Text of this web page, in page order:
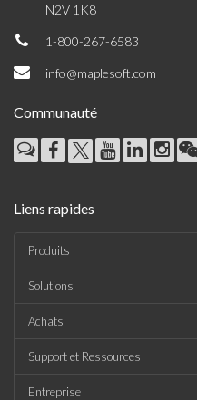
N2V 1K8
1-800-267-6583
info@maplesoft.com
Communauté
Liens rapides
Produits
Solutions
Achats
Support et Ressources
Entreprise